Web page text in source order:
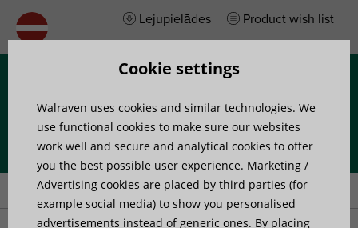
Lejupielādes Product wish list
Home»Products »Walraven IKS-2000® Mounting Band
Cookie settings
Walraven uses cookies and similar technologies. We
use functional cookies to make sure our websites
work well and secure and analytical cookies to offer
you the best possible user experience. Marketing /
Advertising cookies are placed by third parties (for
example social media) to show you personalised
advertisements instead of generic ones. By placing